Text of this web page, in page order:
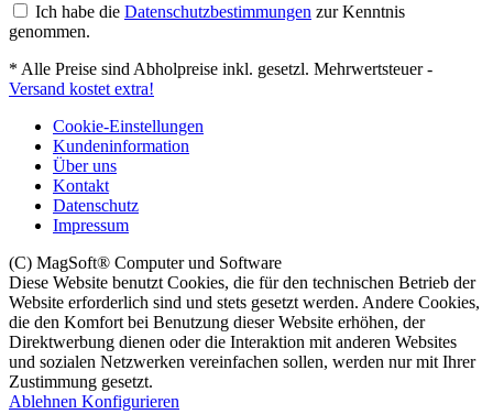
Ich habe die Datenschutzbestimmungen zur Kenntnis
genommen.
* Alle Preise sind Abholpreise inkl. gesetzl. Mehrwertsteuer -
Versand kostet extra!
Cookie-Einstellungen
Kundeninformation
Über uns
Kontakt
Datenschutz
Impressum
(C) MagSoft® Computer und Software
Diese Website benutzt Cookies, die für den technischen Betrieb der
Website erforderlich sind und stets gesetzt werden. Andere Cookies,
die den Komfort bei Benutzung dieser Website erhöhen, der
Direktwerbung dienen oder die Interaktion mit anderen Websites
und sozialen Netzwerken vereinfachen sollen, werden nur mit Ihrer
Zustimmung gesetzt.
Ablehnen Konfigurieren